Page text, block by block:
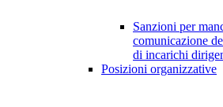
Sanzioni per
comunicazione
di incarichi
Posizioni organizzative